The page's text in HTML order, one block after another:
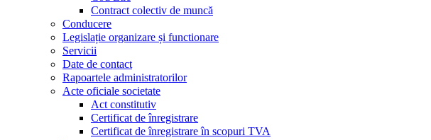
Contract colectiv de muncă
Conducere
Legislație organizare și functionare
Servicii
Date de contact
Rapoartele administratorilor
Acte oficiale societate
Act constitutiv
Certificat de înregistrare
Certificat de înregistrare în scopuri TVA